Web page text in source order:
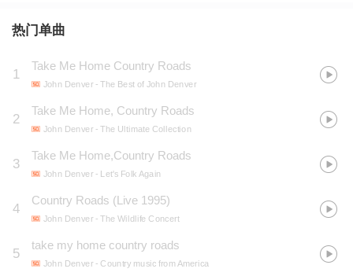
他迁到洛杉矶，在城市民谣俱乐部中演唱，第2年他加入了查德·米
的第一部电影《Oh, God》。此后发行了一系列优秀唱片，如1980
年录制的唱片《Autograph》，并继续致力于慈善事业与坏境事业。
Roads》和《Rocky Mountain High》等。1997年10月12日，丹佛
在加利福尼亚海湾因飞机失事不幸身亡，终年53岁。
热门单曲
1
Take Me Home Country Roads
John Denver - The Best of John Denver
2
Take Me Home, Country Roads
John Denver - The Ultimate Collection
3
Take Me Home,Country Roads
John Denver - Let's Folk Again
4
Country Roads (Live 1995)
John Denver - The Wildlife Concert
5
take my home country roads
John Denver - Country music from America